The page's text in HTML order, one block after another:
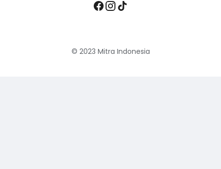
© 2023 Mitra Indonesia